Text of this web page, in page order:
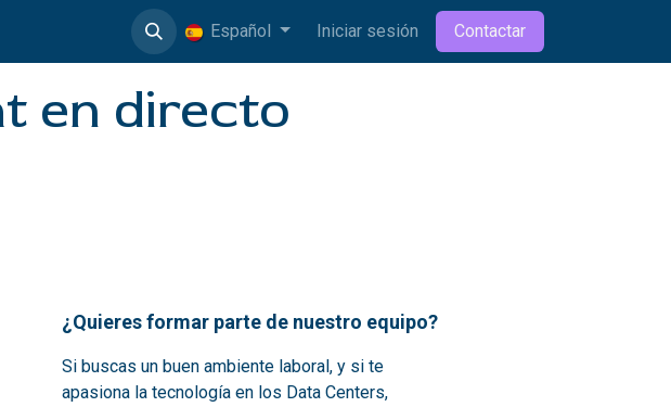
Español Iniciar sesión Contactar
en directo
¿Quieres formar parte de nuestro equipo?
Si buscas un buen ambiente laboral, y si te
apasiona la tecnología en los Data Centers,